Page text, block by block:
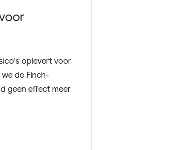
oplevert voor
de Finch-
geen effect meer